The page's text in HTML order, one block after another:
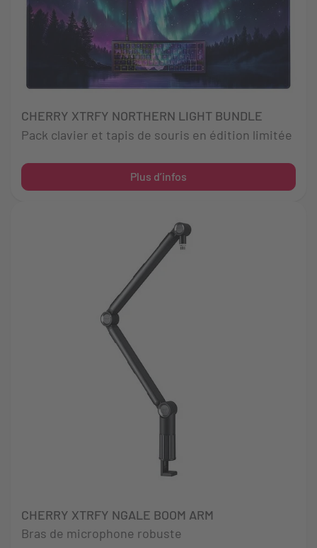
CHERRY XTRFY NORTHERN LIGHT BUNDLE
Pack clavier et tapis de souris en édition limitée
Plus d’infos
CHERRY XTRFY NGALE BOOM ARM
Bras de microphone robuste